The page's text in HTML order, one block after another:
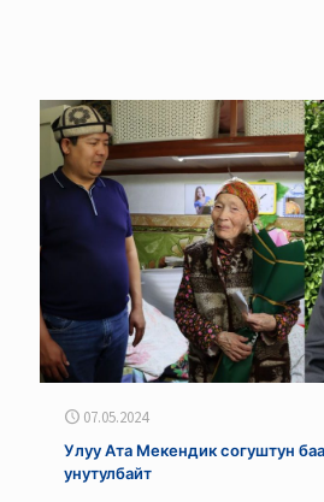
07.05.2024
Улуу Ата Мекендик согуштун
унутулбайт